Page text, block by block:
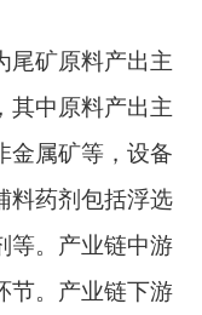
尾矿原料产出主
其中原料产出主
金属矿等，设备
料药剂包括浮选
等。产业链中游
节。产业链下游